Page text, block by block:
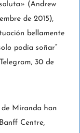
(Andrew
de 2015),
bellamente
podía soñar”
30 de
de Miranda han
Centre,